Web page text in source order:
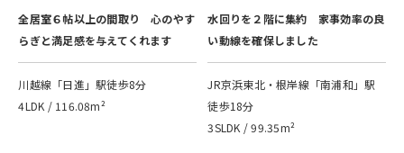
全居室６帖以上の間取り 心のやす
らぎと満足感を与えてくれます
川越線「日進」駅徒歩8分
4LDK / 116.08m²
水回りを２階に集約 家事効率の良
い動線を確保しました
JR京浜東北・根岸線「南浦和」駅
徒歩18分
3SLDK / 99.35m²